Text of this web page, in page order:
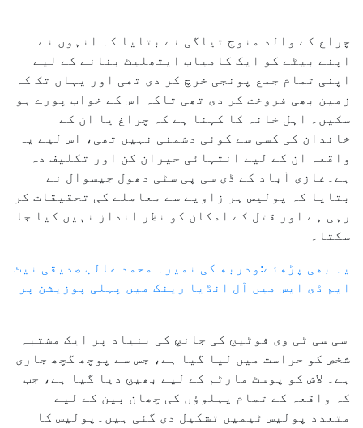
چراغ کے والد منوج تیاگی نے بتایا کہ انہوں نے
اپنے بیٹے کو ایک کامیاب ایتھلیٹ بنانے کے لیے
اپنی تمام جمع پونجی خرچ کر دی تھی اور یہاں تک کہ
زمین بھی فروخت کر دی تھی تاکہ اس کے خواب پورے ہو
سکیں۔ اہل خانہ کا کہنا ہے کہ چراغ یا ان کے
خاندان کی کسی سے کوئی دشمنی نہیں تھی، اس لیے یہ
واقعہ ان کے لیے انتہائی حیران کن اور تکلیف دہ
ہے۔غازی آباد کے ڈی سی پی سٹی دھول جیسوال نے
بتایا کہ پولیس ہر زاویے سے معاملے کی تحقیقات کر
رہی ہے اور قتل کے امکان کو نظر انداز نہیں کیا جا
سکتا۔
یہ بھی پڑھئے:ودربھ کی نمیرہ محمد غالب صدیقی نیٹ
ایم ڈی ایس میں آل انڈیا رینک میں پہلی پوزیشن پر
سی سی ٹی وی فوٹیج کی جانچ کی بنیاد پر ایک مشتبہ
شخص کو حراست میں لیا گیا ہے، جس سے پوچھ گچھ جاری
ہے۔ لاش کو پوسٹ مارٹم کے لیے بھیج دیا گیا ہے، جب
کہ واقعہ کے تمام پہلوؤں کی چھان بین کے لیے
متعدد پولیس ٹیمیں تشکیل دی گئی ہیں۔پولیس کا